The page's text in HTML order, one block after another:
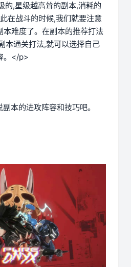
的,星级越高耸的副本,消耗的
在战斗的时候,我们就要注意
本难度了。在副本的推荐打法
本通关打法,就可以选择自己
。</p>
本的进攻阵容和技巧吧。